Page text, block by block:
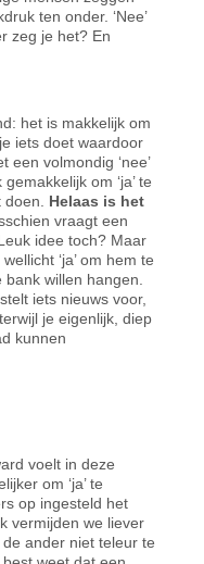
ten onder. ‘Nee’
zeg je het? En
het is makkelijk om
iets doet waardoor
een volmondig ‘nee’
om ‘ja’ te
Helaas is het
vraagt een
idee toch? Maar
‘ja’ om hem te
willen hangen.
iets nieuws voor,
je eigenlijk, diep
kunnen
voelt in deze
om ‘ja’ te
op ingesteld het
vermijden we liever
ander niet teleur te